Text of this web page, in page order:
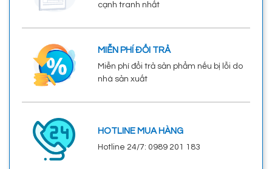
cạnh tranh nhất
MIỄN PHÍ ĐỔI TRẢ
Miễn phí đổi trả sản phẩm nếu bị lỗi do
nhà sản xuất
HOTLINE MUA HÀNG
Hotline 24/7: 0989 201 183